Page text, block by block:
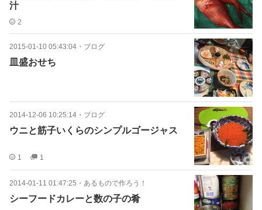
汁
2
2015-01-10 05:43:04 ・ ブログ
皿盛おせち
2014-12-06 10:25:14 ・ ブログ
ウニと筋子いくらのシンプルゴージャス
1 1
2014-01-11 01:47:25 ・ あるもので作ろう！
シーフードカレーと数の子の肴